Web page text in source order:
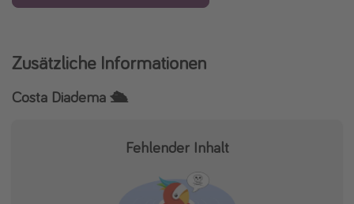
Zusätzliche Informationen
Costa Diadema 🛳
Fehlender Inhalt